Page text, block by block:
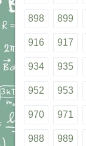
898 899
916 917
934 935
952 953
970 971
988 989